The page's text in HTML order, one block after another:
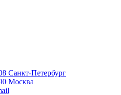
Санкт-Петербург
Москва